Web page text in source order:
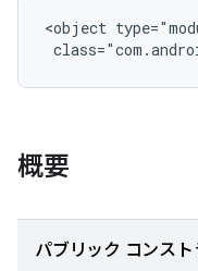
<object
概要
パブリック コンスト